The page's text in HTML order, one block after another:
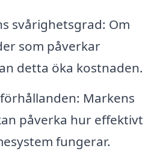
svårighetsgrad: Om
som påverkar
detta öka kostnaden.
Markens
påverka hur effektivt
fungerar.